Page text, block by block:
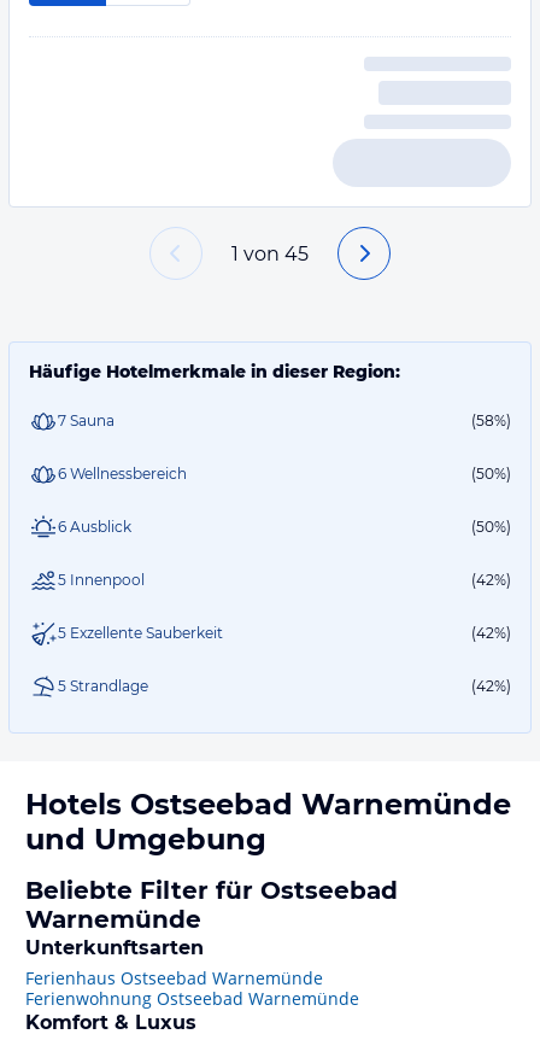
1 von 45
Häufige Hotelmerkmale in dieser Region:
7 Sauna (58%)
6 Wellnessbereich (50%)
6 Ausblick (50%)
5 Innenpool (42%)
5 Exzellente Sauberkeit (42%)
5 Strandlage (42%)
Hotels Ostseebad Warnemünde
und Umgebung
Beliebte Filter für Ostseebad
Warnemünde
Unterkunftsarten
Ferienhaus Ostseebad Warnemünde
Ferienwohnung Ostseebad Warnemünde
Komfort & Luxus